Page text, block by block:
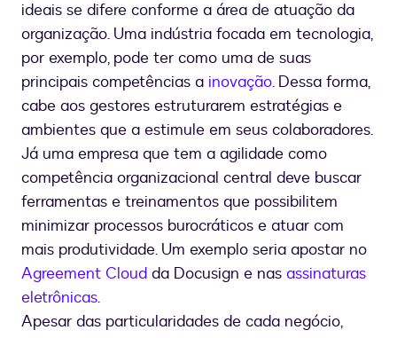
ideais se difere conforme a área de atuação da
organização. Uma indústria focada em tecnologia,
por exemplo, pode ter como uma de suas
principais competências a inovação. Dessa forma,
cabe aos gestores estruturarem estratégias e
ambientes que a estimule em seus colaboradores.
Já uma empresa que tem a agilidade como
competência organizacional central deve buscar
ferramentas e treinamentos que possibilitem
minimizar processos burocráticos e atuar com
mais produtividade. Um exemplo seria apostar no
Agreement Cloud da Docusign e nas assinaturas
eletrônicas.
Apesar das particularidades de cada negócio,